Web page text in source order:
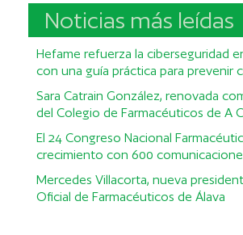
Noticias más leídas
Hefame refuerza la ciberseguridad
con una guía práctica para prevenir
Sara Catrain González, renovada
del Colegio de Farmacéuticos de A
El 24 Congreso Nacional
crecimiento con 600
Mercedes Villacorta, nueva
Oficial de Farmacéuticos de Álava